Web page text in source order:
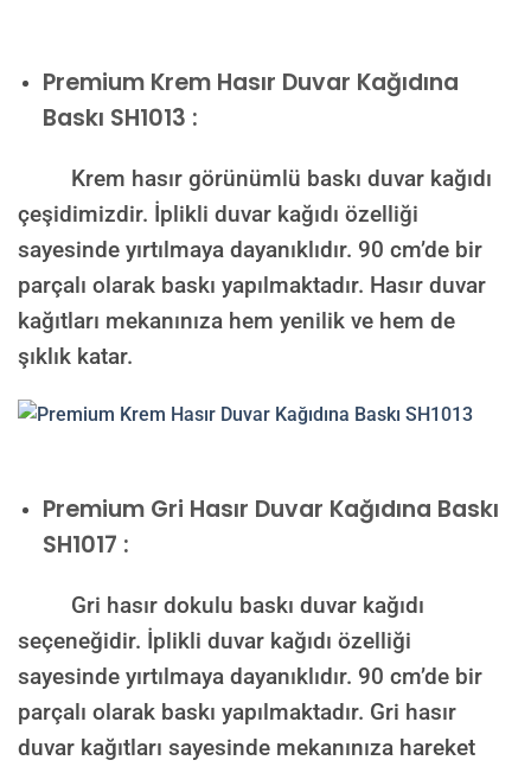
Premium Krem Hasır Duvar Kağıdına
Baskı SH1013 :
Krem hasır görünümlü baskı duvar kağıdı
çeşidimizdir. İplikli duvar kağıdı özelliği
sayesinde yırtılmaya dayanıklıdır. 90 cm’de bir
parçalı olarak baskı yapılmaktadır. Hasır duvar
kağıtları mekanınıza hem yenilik ve hem de
şıklık katar.
Premium Gri Hasır Duvar Kağıdına Baskı
SH1017 :
Gri hasır dokulu baskı duvar kağıdı
seçeneğidir. İplikli duvar kağıdı özelliği
sayesinde yırtılmaya dayanıklıdır. 90 cm’de bir
parçalı olarak baskı yapılmaktadır. Gri hasır
duvar kağıtları sayesinde mekanınıza hareket